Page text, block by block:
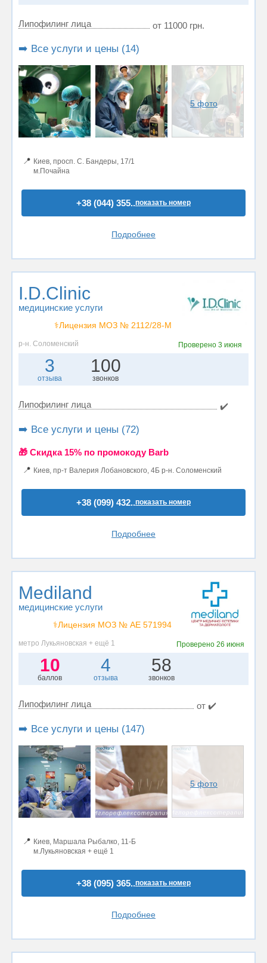
Липофилинг лица от 11000 грн.
➡️ Все услуги и цены (14)
5 фото
📍 Киев, просп. С. Бандеры, 17/1
м.Почайна
+38 (044) 355..показать номер
Подробнее
I.D.Clinic
медицинские услуги
⚕️Лицензия МОЗ № 2112/28-М
р-н. Соломенский Проверено3 июня
3
отзыва
100
звонков
Липофилинг лица ✔️
➡️ Все услуги и цены (72)
🎁 Cкидка 15% по промокоду Barb
📍 Киев, пр-т Валерия Лобановского, 4Б р-н. Соломенский
+38 (099) 432..показать номер
Подробнее
Mediland
медицинские услуги
⚕️Лицензия МОЗ № AE 571994
метро Лукьяновская + ещё 1 Проверено 26 июня
10
баллов
4
отзыва
58
звонков
Липофилинг лица от ✔️
➡️ Все услуги и цены (147)
5 фото
📍 Киев, Маршала Рыбалко, 11-Б
м.Лукьяновская + ещё 1
+38 (095) 365..показать номер
Подробнее